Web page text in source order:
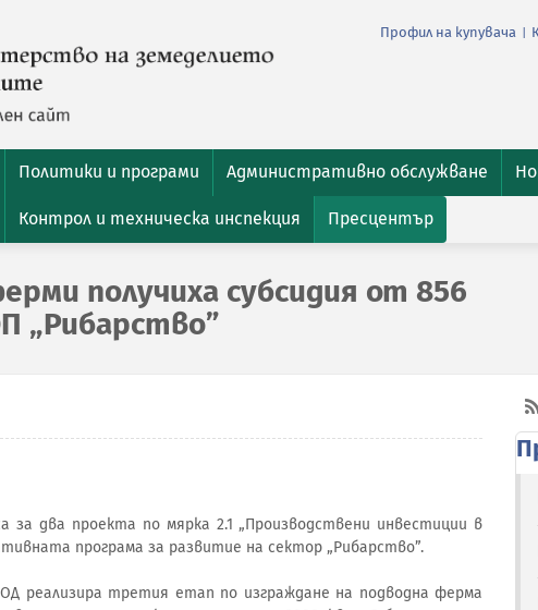
Профил на купувача
Политики и програми Административно обслужване
Контрол и техническа инспекция Пресцентър
получиха субсидия от 856
„Рибарство”
за два проекта по мярка 2.1 „Производствени инвестиции в
програма за развитие на сектор „Рибарство”.
реализира третия етап по изграждане на подводна ферма